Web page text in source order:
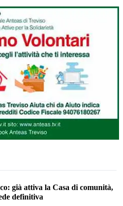
già attiva la Casa di comunità,
definitiva